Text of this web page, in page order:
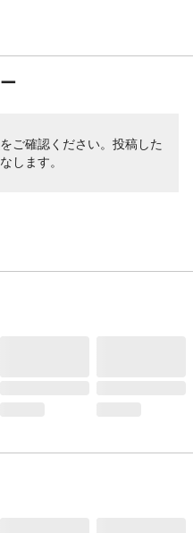
をご確認ください。投稿した
します。